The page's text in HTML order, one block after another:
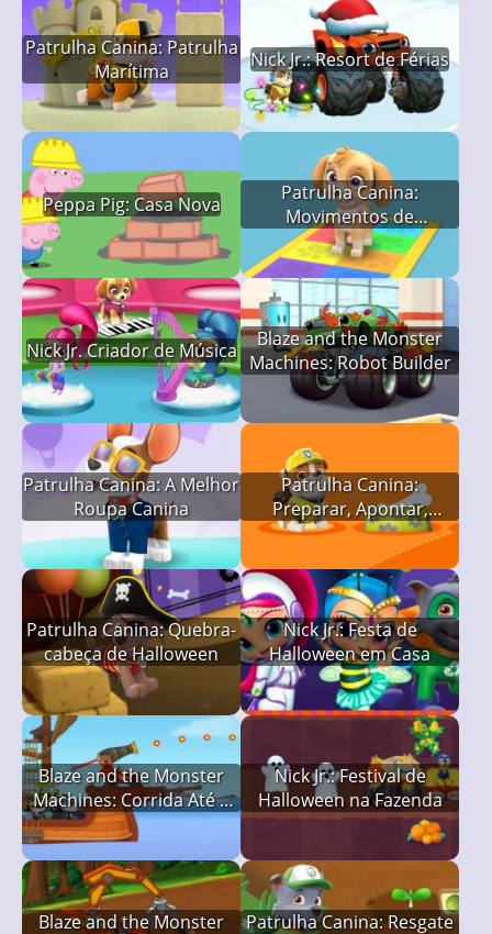
Patrulha Canina: Patrulha
Marítima
Nick Jr.: Resort de Férias
Peppa Pig: Casa Nova
Patrulha Canina:
Movimentos de
Matemática do Filhote
Nick Jr. Criador de Música
Blaze and the Monster
Machines: Robot Builder
Patrulha Canina: A Melhor
Roupa Canina
Patrulha Canina:
Preparar, Apontar,
Resolver!
Patrulha Canina: Quebra-
cabeça de Halloween
Nick Jr.: Festa de
Halloween em Casa
Blaze and the Monster
Machines: Corrida Até o
Todo do Mundo
Nick Jr.: Festival de
Halloween na Fazenda
Blaze and the Monster
Patrulha Canina: Resgate